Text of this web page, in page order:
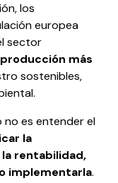
los
europea
sector
más
sostenibles,
no es entender el
la
rentabilidad,
implementarla.